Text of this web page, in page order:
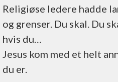
Religiøse ledere hadde
og grenser. Du skal. Du
hvis du…
Jesus kom med et helt
du er.